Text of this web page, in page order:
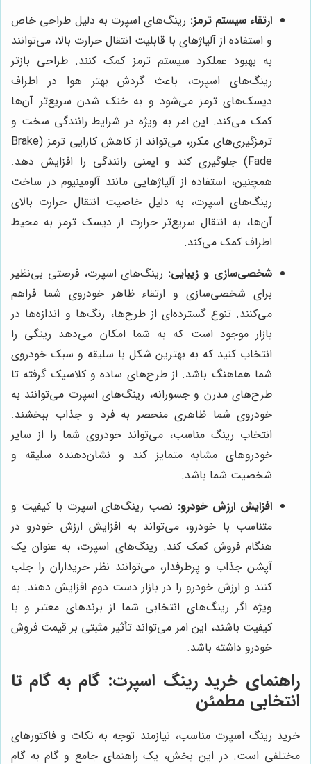
ارتقاء سیستم ترمز: رینگ‌های اسپرت به دلیل طراحی خاص
و استفاده از آلیاژهای با قابلیت انتقال حرارت بالا، می‌توانند
به بهبود عملکرد سیستم ترمز کمک کنند. طراحی بازتر
رینگ‌های اسپرت، باعث گردش بهتر هوا در اطراف
دیسک‌های ترمز می‌شود و به خنک شدن سریع‌تر آن‌ها
کمک می‌کند. این امر به ویژه در شرایط رانندگی سخت و
ترمزگیری‌های مکرر، می‌تواند از کاهش کارایی ترمز (Brake
Fade) جلوگیری کند و ایمنی رانندگی را افزایش دهد.
همچنین، استفاده از آلیاژهایی مانند آلومینیوم در ساخت
رینگ‌های اسپرت، به دلیل خاصیت انتقال حرارت بالای
آن‌ها، به انتقال سریع‌تر حرارت از دیسک ترمز به محیط
اطراف کمک می‌کند.
شخصی‌سازی و زیبایی: رینگ‌های اسپرت، فرصتی بی‌نظیر
برای شخصی‌سازی و ارتقاء ظاهر خودروی شما فراهم
می‌کنند. تنوع گسترده‌ای از طرح‌ها، رنگ‌ها و اندازه‌ها در
بازار موجود است که به شما امکان می‌دهد رینگی را
انتخاب کنید که به بهترین شکل با سلیقه و سبک خودروی
شما هماهنگ باشد. از طرح‌های ساده و کلاسیک گرفته تا
طرح‌های مدرن و جسورانه، رینگ‌های اسپرت می‌توانند به
خودروی شما ظاهری منحصر به فرد و جذاب ببخشند.
انتخاب رینگ مناسب، می‌تواند خودروی شما را از سایر
خودروهای مشابه متمایز کند و نشان‌دهنده سلیقه و
شخصیت شما باشد.
افزایش ارزش خودرو: نصب رینگ‌های اسپرت با کیفیت و
متناسب با خودرو، می‌تواند به افزایش ارزش خودرو در
هنگام فروش کمک کند. رینگ‌های اسپرت، به عنوان یک
آپشن جذاب و پرطرفدار، می‌توانند نظر خریداران را جلب
کنند و ارزش خودرو را در بازار دست دوم افزایش دهند. به
ویژه اگر رینگ‌های انتخابی شما از برندهای معتبر و با
کیفیت باشند، این امر می‌تواند تأثیر مثبتی بر قیمت فروش
خودرو داشته باشد.
راهنمای خرید رینگ اسپرت: گام به گام تا
انتخابی مطمئن
خرید رینگ اسپرت مناسب، نیازمند توجه به نکات و فاکتورهای
مختلفی است. در این بخش، یک راهنمای جامع و گام به گام